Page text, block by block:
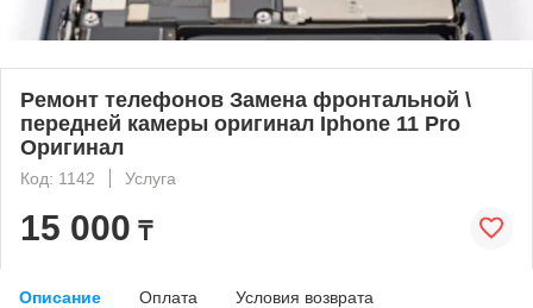
Ремонт телефонов Замена фронтальной \
передней камеры оригинал Iphone 11 Pro
Оригинал
Код: 1142 Услуга
15 000 ₸
Описание Оплата Условия возврата